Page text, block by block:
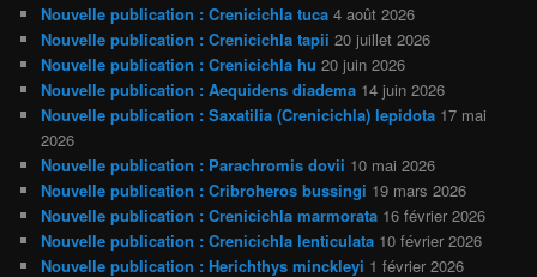
Nouvelle publication : Crenicichla tuca 4 août 2026
Nouvelle publication : Crenicichla tapii 20 juillet 2026
Nouvelle publication : Crenicichla hu 20 juin 2026
Nouvelle publication : Aequidens diadema 14 juin 2026
Nouvelle publication : Saxatilia (Crenicichla) lepidota 17 mai
2026
Nouvelle publication : Parachromis dovii 10 mai 2026
Nouvelle publication : Cribroheros bussingi 19 mars 2026
Nouvelle publication : Crenicichla marmorata 16 février 2026
Nouvelle publication : Crenicichla lenticulata 10 février 2026
Nouvelle publication : Herichthys minckleyi 1 février 2026